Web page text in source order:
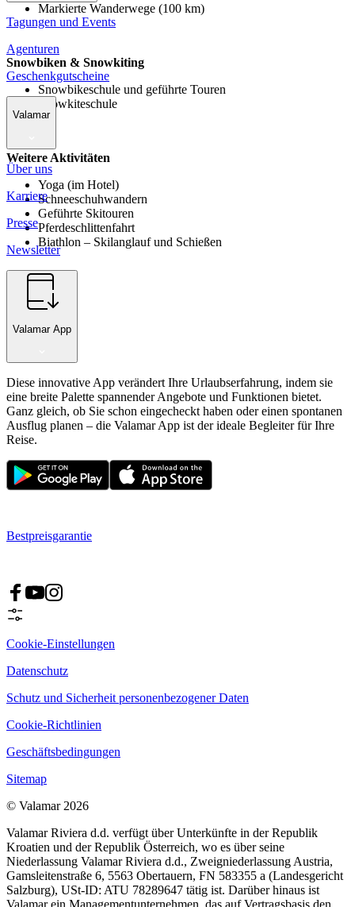
Markierte Wanderwege (100 km)
Snowbiken & Snowkiting
Snowbikeschule und geführte Touren
Snowkiteschule
Weitere Aktivitäten
Yoga (im Hotel)
Schneeschuhwandern
Geführte Skitouren
Pferdeschlittenfahrt
Biathlon – Skilanglauf und Schießen
Tagungen und Events
Agenturen
Geschenkgutscheine
Valamar
Über uns
Karriere
Presse
Newsletter
Valamar App
Diese innovative App verändert Ihre Urlaubserfahrung, indem sie
eine breite Palette spannender Angebote und Funktionen bietet.
Ganz gleich, ob Sie schon eingecheckt haben oder einen spontanen
Ausflug planen – die Valamar App ist der ideale Begleiter für Ihre
Reise.
Bestpreisgarantie
Cookie-Einstellungen
Datenschutz
Schutz und Sicherheit personenbezogener Daten
Cookie-Richtlinien
Geschäftsbedingungen
Sitemap
© Valamar 2026
Valamar Riviera d.d. verfügt über Unterkünfte in der Republik
Kroatien und der Republik Österreich, wo es über seine
Niederlassung Valamar Riviera d.d., Zweigniederlassung Austria,
Gamsleitenstraße 6, 5563 Obertauern, FN 583355 a (Landesgericht
Salzburg), USt-ID: ATU 78289647 tätig ist. Darüber hinaus ist